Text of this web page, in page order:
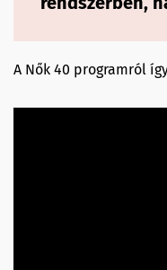
A Nők 40 programról